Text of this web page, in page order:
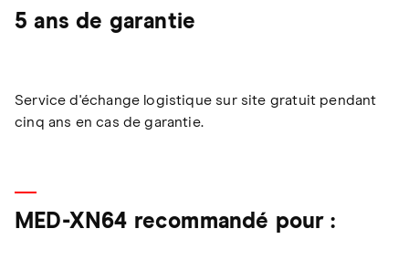
5 ans de garantie
Service d'échange logistique sur site gratuit pendant
cinq ans en cas de garantie.
MED-XN64 recommandé pour :